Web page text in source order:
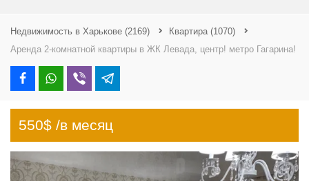
Недвижимость в Харькове (2169) Квартира (1070)
Аренда 2-комнатной квартиры в ЖК Левада, центр! метро Гагарина!
550$ /в месяц